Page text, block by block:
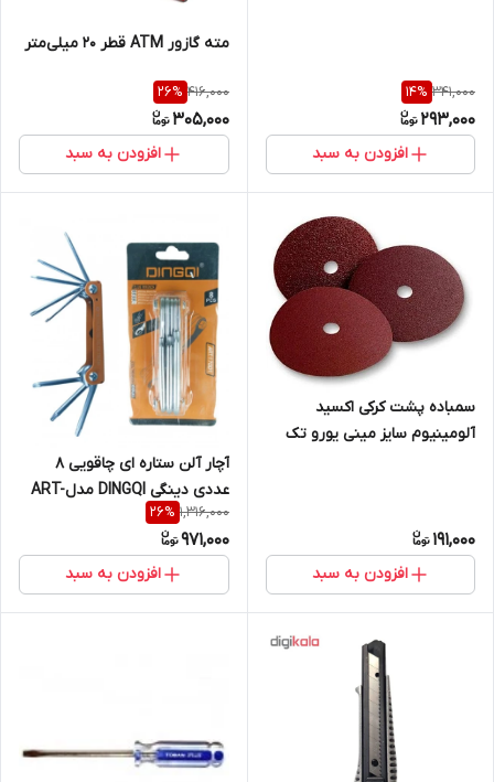
341,000
14%
293,000
افزودن به سبد
مته گازور ATM قطر 20 میلی‌متر
416,000
26%
305,000
افزودن به سبد
سمباده پشت کرکی اکسید
آلومینیوم سایز مینی یورو تک
191,000
افزودن به سبد
آچار آلن ستاره ای چاقویی 8
عددی دینگی DINGQI مدلART-
17001
1,316,000
26%
971,000
افزودن به سبد